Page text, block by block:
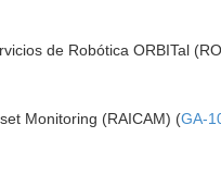
de Robótica ORBITal
Monitoring (RAICAM) (GA-